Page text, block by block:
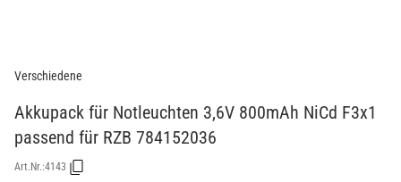
Verschiedene
Akkupack für Notleuchten 3,6V 800mAh NiCd F3x1
passend für RZB 784152036
Art.Nr.:4143